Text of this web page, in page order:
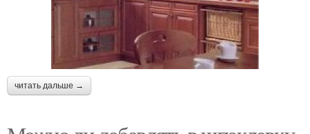
читать дальше →